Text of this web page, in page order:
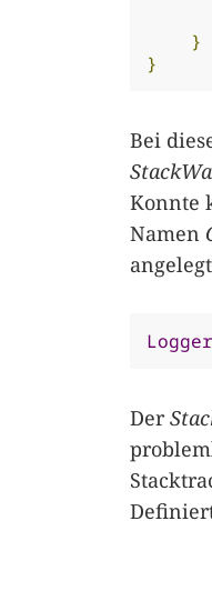
}
}
Bei
Konnte
Namen
Logger
Der